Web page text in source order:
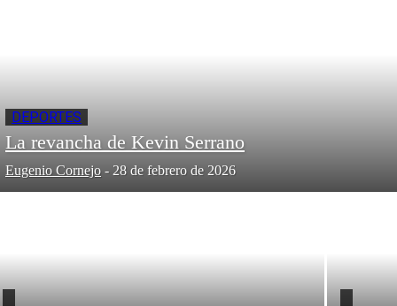
DEPORTES
La revancha de Kevin Serrano
Eugenio Cornejo - 28 de febrero de 2026